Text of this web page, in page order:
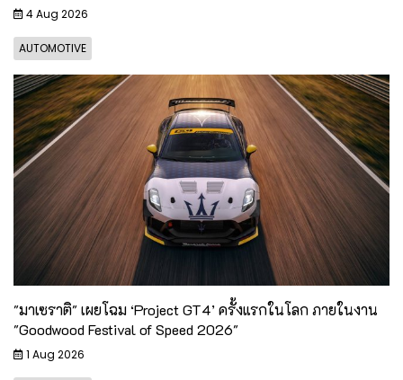
4 Aug 2026
AUTOMOTIVE
"มาเซราติ" เผยโฉม ‘Project GT4’ ครั้งแรกในโลก ภายในงาน
"Goodwood Festival of Speed 2026"
1 Aug 2026